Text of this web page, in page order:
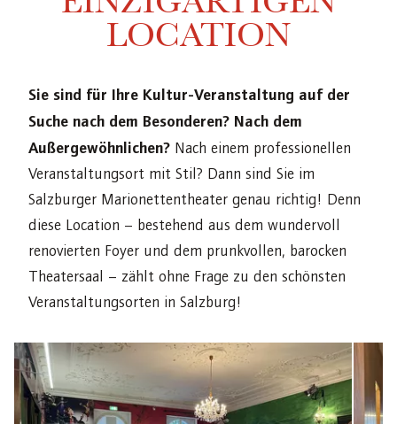
LOCATION
Sie sind für Ihre Kultur-Veranstaltung auf der
Suche nach dem Besonderen? Nach dem
Außergewöhnlichen? Nach einem professionellen
Veranstaltungsort mit Stil? Dann sind Sie im
Salzburger Marionettentheater genau richtig! Denn
diese Location – bestehend aus dem wundervoll
renovierten Foyer und dem prunkvollen, barocken
Theatersaal – zählt ohne Frage zu den schönsten
Veranstaltungsorten in Salzburg!